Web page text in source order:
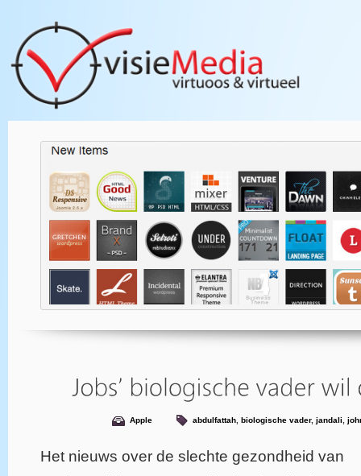
Apple abdulfattah, biologische vader, jandali,
Het nieuws over de slechte gezondheid van